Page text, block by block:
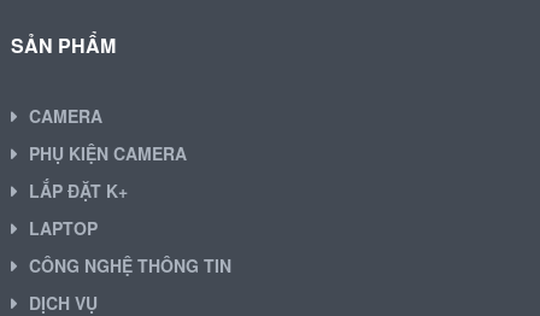
SẢN PHẨM
CAMERA
PHỤ KIỆN CAMERA
LẮP ĐẶT K+
LAPTOP
CÔNG NGHỆ THÔNG TIN
DỊCH VỤ